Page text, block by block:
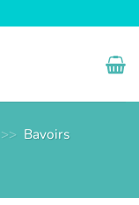
>> Bavoirs